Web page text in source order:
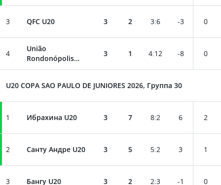
3 QFC U20 3 2 3:6 -3 0
4
União
Rondonópolis
U20
3 1 4:12 -8 0
U20 COPA SAO PAULO DE JUNIORES 2026, Группа 30
1 Ибрахина U20 3 7 8:2 6 2
2 Санту Андре U20 3 5 5:2 3 1
3 Бангу U20 3 2 2:3 -1 0